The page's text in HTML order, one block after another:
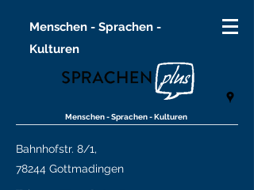
Menschen - Sprachen -
Kulturen
Menschen - Sprachen - Kulturen
Bahnhofstr. 8/1,
78244 Gottmadingen